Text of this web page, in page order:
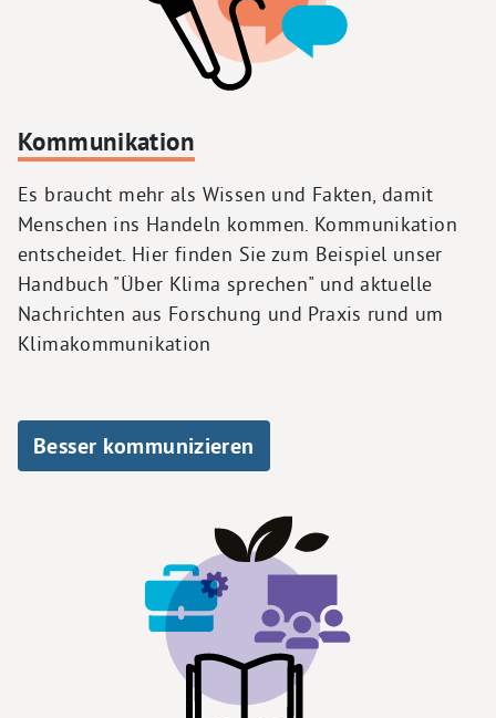
Kommunikation
Es braucht mehr als Wissen und Fakten, damit
Menschen ins Handeln kommen. Kommunikation
entscheidet. Hier finden Sie zum Beispiel unser
Handbuch "Über Klima sprechen" und aktuelle
Nachrichten aus Forschung und Praxis rund um
Klimakommunikation
Besser kommunizieren